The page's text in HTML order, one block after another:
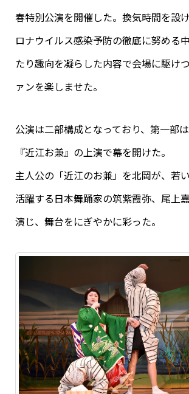
春特別公演を開催した。換気時間を設
ロナウイルス感染予防の徹底に努める
たり趣向を凝らした内容で会場に駆け
ァンを楽しませた。
公演は二部構成となっており、第一部
『近江お兼』の上演で幕を開けた。
主人公の「近江のお兼」を北岡が、若
活躍する日本舞踊家の筑紫霞弥、尾上
演じ、舞台をにぎやかに彩った。